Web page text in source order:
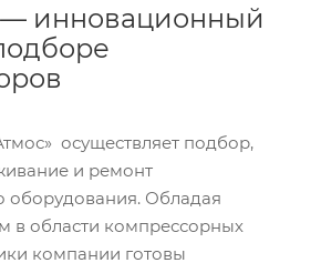
инновационный
осуществляет подбор,
и ремонт
оборудования. Обладая
в области компрессорных
компании готовы